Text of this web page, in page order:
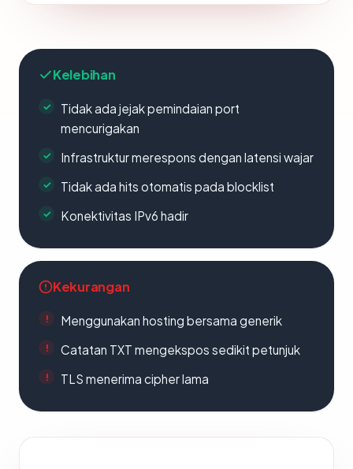
Kelebihan
Tidak ada jejak pemindaian port
mencurigakan
Infrastruktur merespons dengan latensi wajar
Tidak ada hits otomatis pada blocklist
Konektivitas IPv6 hadir
Kekurangan
Menggunakan hosting bersama generik
Catatan TXT mengekspos sedikit petunjuk
TLS menerima cipher lama